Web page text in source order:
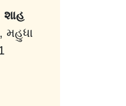
મહુધા